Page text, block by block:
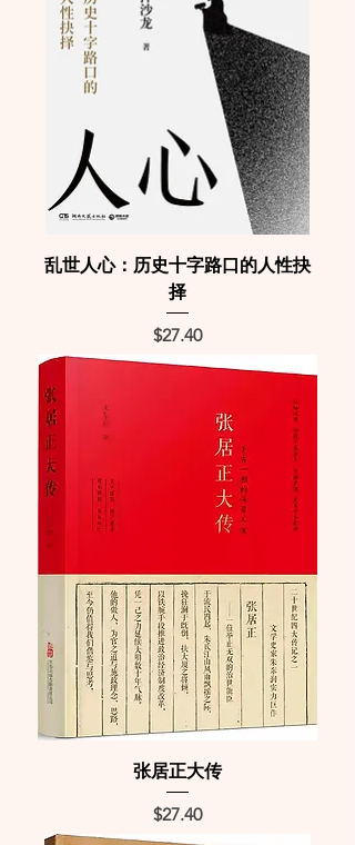
乱世人心：历史十字路口的人性抉
择
Price
$27.40
张居正大传
Price
$27.40